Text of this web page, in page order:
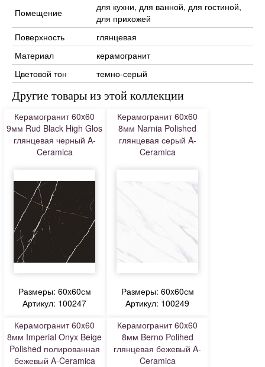
Помещение
для кухни, для ванной, для гостиной,
для прихожей
Поверхность
глянцевая
Материал
керамогранит
Цветовой тон
темно-серый
Другие товары из этой коллекции
Керамогранит 60x60
9мм Rud Black High Glos
глянцевая черный A-
Ceramica
Размеры: 60x60см
Артикул: 100247
Керамогранит 60x60
8мм Narnia Polished
глянцевая серый A-
Ceramica
Размеры: 60x60см
Артикул: 100249
Керамогранит 60x60
8мм Imperial Onyx Beige
Polished полированная
бежевый A-Ceramica
Керамогранит 60x60
8мм Berno Polihed
глянцевая бежевый A-
Ceramica